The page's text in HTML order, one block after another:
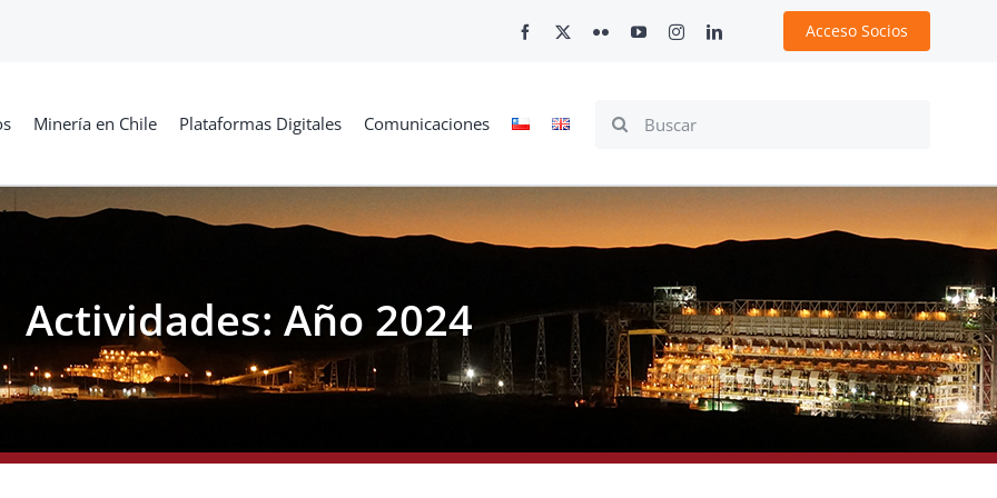
Acceso Socios
Minería en Chile Plataformas Digitales Comunicaciones
Search
Actividades: Año 2024